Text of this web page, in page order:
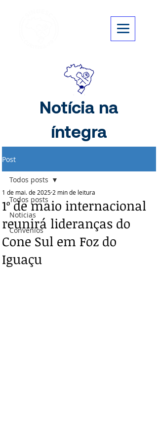
Notícia na
íntegra
Post
Todos posts
Noticias
Convênios
Todos posts
1º de maio internacional
reunirá lideranças do
Cone Sul em Foz do
Iguaçu
1 de mai. de 2025 2 min de leitura